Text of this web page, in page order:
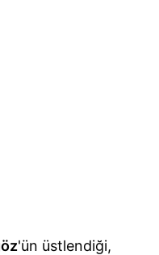
'ün üstlendiği,